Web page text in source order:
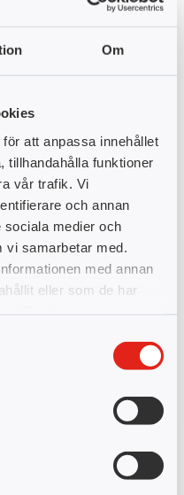
Om
att anpassa innehållet
tillhandahålla funktioner
vår trafik. Vi
och annan
sociala medier och
samarbetar med.
med annan
eller som de har
indelad i olika avsnitt,
att genomföra
till
vi också hur du